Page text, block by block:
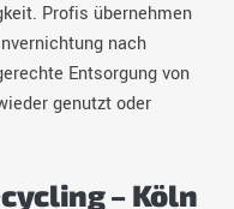
Profis übernehmen
nach
Entsorgung von
genutzt oder
– Köln